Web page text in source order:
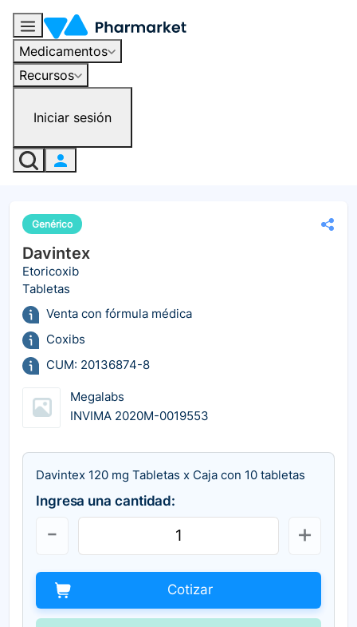
Medicamentos
Recursos
Iniciar sesión
Genérico
Davintex
Etoricoxib
Tabletas
Venta con fórmula médica
Coxibs
CUM: 20136874-8
Megalabs
INVIMA 2020M-0019553
Davintex 120 mg Tabletas x Caja con 10 tabletas
Ingresa una cantidad:
Cotizar